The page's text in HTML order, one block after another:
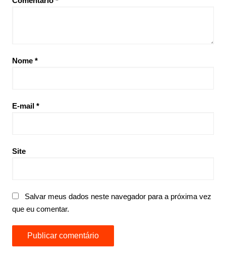
Nome *
E-mail *
Site
Salvar meus dados neste navegador para a próxima vez
que eu comentar.